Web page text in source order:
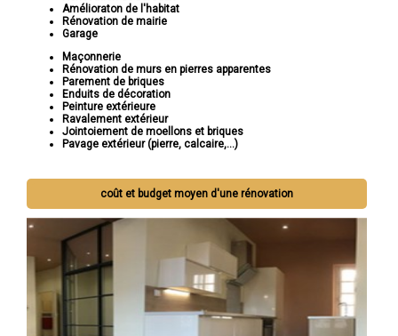
Amélioraton de l'habitat
Rénovation de mairie
Garage
Maçonnerie
Rénovation de murs en pierres apparentes
Parement de briques
Enduits de décoration
Peinture extérieure
Ravalement extérieur
Jointoiement de moellons et briques
Pavage extérieur (pierre, calcaire,...)
coût et budget moyen d'une rénovation